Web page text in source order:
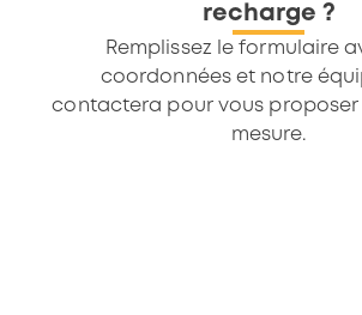
recharge ?
Remplissez le formulaire
coordonnées et notre
contactera pour vous proposer
mesure.